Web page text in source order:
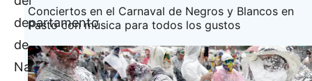
departamento
de
Nariño,
Conciertos en el Carnaval de Negros y Blancos en
Pasto con música para todos los gustos